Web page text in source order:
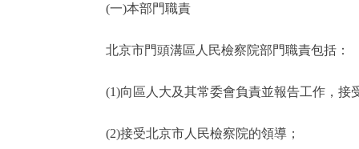
(一)本部門職責
北京市門頭溝區人民檢察院部門職責包括：
(1)向區人大及其常委會負責並報告工作，接
(2)接受北京市人民檢察院的領導；